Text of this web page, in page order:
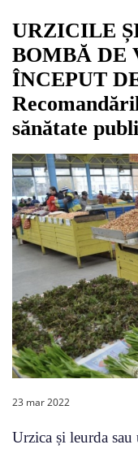
URZICILE
BOMBĂ DE
ÎNCEPUT
sănătate
23 mar 2022
Urzica și leurda